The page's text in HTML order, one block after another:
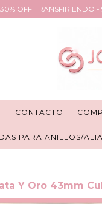
30% OFF TRANSFIRIENDO -
CONTACTO
PARA ANILLOS/
Y Oro 43mm